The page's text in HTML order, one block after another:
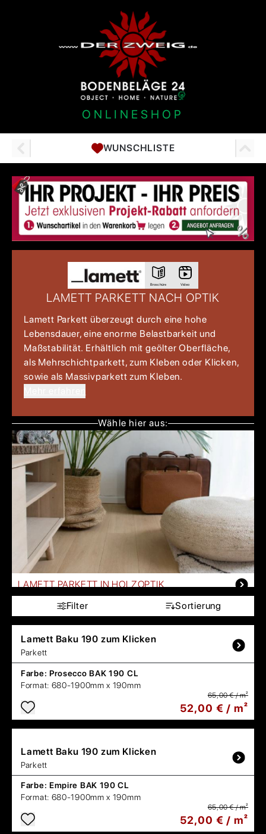
ONLINESHOP
WUNSCHLISTE
Broschüre Video
LAMETT PARKETT NACH OPTIK
Lamett Parkett überzeugt durch eine hohe
Lebensdauer, eine enorme Belastbarkeit und
Maßstabilität. Erhältlich mit geölter Oberfläche,
als Mehrschichtparkett, zum Kleben oder Klicken,
sowie als Massivparkett zum Kleben.
Wähle hier aus:
LAMETT PARKETT IN HOLZOPTIK
Filter
Sortierung
Lamett Baku 190 zum Klicken
Parkett
Farbe: Prosecco BAK 190 CL
Format: 680-1900mm x 190mm
65,00 € / m²
52,00 € / m²
Lamett Baku 190 zum Klicken
Parkett
Farbe: Empire BAK 190 CL
Format: 680-1900mm x 190mm
65,00 € / m²
52,00 € / m²